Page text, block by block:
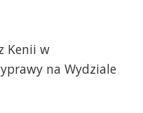
Kenii w
na Wydziale